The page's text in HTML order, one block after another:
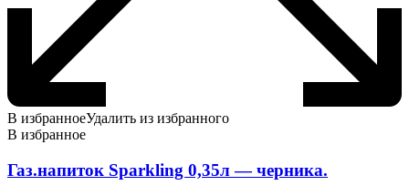
В избранноеУдалить из избранного
В избранное
Газ.напиток Sparkling 0,35л — черника.